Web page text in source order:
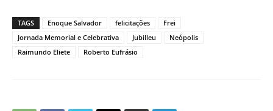
TAGS Enoque Salvador felicitações
Frei
Jornada Memorial e Celebrativa
Jubilleu
Neópolis
Raimundo Eliete
Roberto Eufrásio